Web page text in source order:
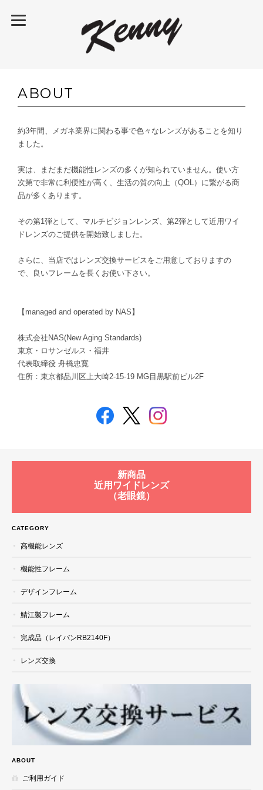
ABOUT
約3年間、メガネ業界に関わる事で色々なレンズがあることを知り
ました。
実は、まだまだ機能性レンズの多くが知られていません。使い方
次第で非常に利便性が高く、生活の質の向上（QOL）に繋がる商
品が多くあります。
その第1弾として、マルチビジョンレンズ、第2弾として近用ワイ
ドレンズのご提供を開始致しました。
さらに、当店ではレンズ交換サービスをご用意しておりますの
で、良いフレームを長くお使い下さい。
【managed and operated by NAS】
株式会社NAS(New Aging Standards)
東京・ロサンゼルス・福井
代表取締役 舟橋忠寛
住所：東京都品川区上大崎2-15-19 MG目黒駅前ビル2F
新商品
近用ワイドレンズ
（老眼鏡）
CATEGORY
高機能レンズ
機能性フレーム
デザインフレーム
鯖江製フレーム
完成品（レイバンRB2140F）
レンズ交換
ABOUT
ご利用ガイド